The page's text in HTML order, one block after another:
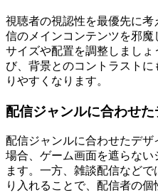
視聴者の視認性を最優先に
信のメインコンテンツを邪
サイズや配置を調整しまし
び、背景とのコントラスト
りやすくなります。
配信ジャンルに合わせた
配信ジャンルに合わせたデ
場合、ゲーム画面を遮らな
ます。一方、雑談配信など
り入れることで、配信者の個